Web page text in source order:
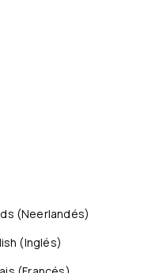
(Neerlandés)
(Inglés)